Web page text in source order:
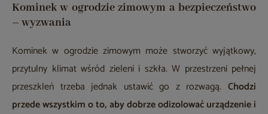
Kominek w ogrodzie zimowym a bezpieczeństwo
– wyzwania
Kominek w ogrodzie zimowym może stworzyć wyjątkowy,
przytulny klimat wśród zieleni i szkła. W przestrzeni pełnej
przeszkleń trzeba jednak ustawić go z rozwagą. Chodzi
przede wszystkim o to, aby dobrze odizolować urządzenie i